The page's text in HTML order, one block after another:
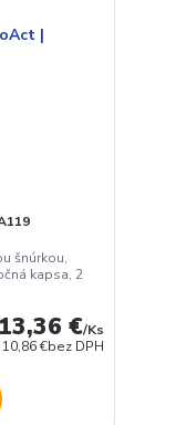
šnúrkou,
kapsa, 2
13,36 €/Ks
10,86 €bez DPH